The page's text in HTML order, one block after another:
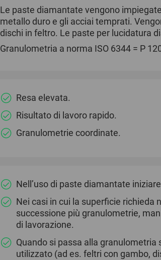
Le paste diamantate vengono
metallo duro e gli acciai temprati.
dischi in feltro. Le paste per lucidatura
Granulometria a norma ISO 6344 = P
Resa elevata.
Risultato di lavoro rapido.
Granulometrie coordinate.
Nell’uso di paste diamantate
Nei casi in cui la superficie richieda
successione più granulometrie,
di lavorazione.
Quando si passa alla granulometria
utilizzato (ad es. feltri con gambo,